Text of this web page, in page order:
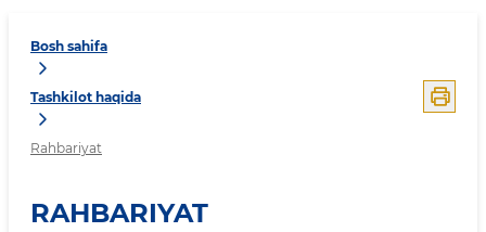
Bosh sahifa
Tashkilot haqida
Rahbariyat
RAHBARIYAT